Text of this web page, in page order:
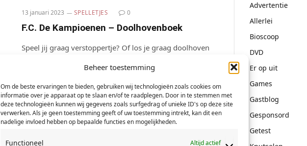
Beheer toestemming
Om de beste ervaringen te bieden, gebruiken wij technologieën zoals cookies om
informatie over je apparaat op te slaan en/of te raadplegen. Door in te stemmen met
deze technologieën kunnen wij gegevens zoals surfgedrag of unieke ID's op deze site
verwerken. Als je geen toestemming geeft of uw toestemming intrekt, kan dit een
nadelige invloed hebben op bepaalde functies en mogelijkheden.
Functioneel Altijd actief
13 januari 2023 SPELLETJES 0
F.C. De Kampioenen – Doolhovenboek
Speel jij graag verstoppertje? Of los je graag doolhoven
Carmen, Doortje, Marcske en de andere Kampioenen de
juiste…
LEES MEER
Advertentie
Allerlei
Bioscoop
DVD
Er op uit
Games
Gastblog
Gesponsord
Getest